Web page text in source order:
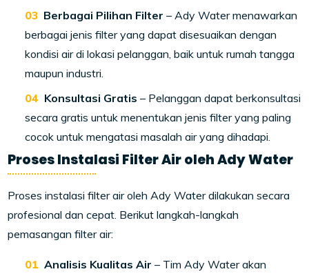
Berbagai Pilihan Filter – Ady Water menawarkan
berbagai jenis filter yang dapat disesuaikan dengan
kondisi air di lokasi pelanggan, baik untuk rumah tangga
maupun industri.
Konsultasi Gratis – Pelanggan dapat berkonsultasi
secara gratis untuk menentukan jenis filter yang paling
cocok untuk mengatasi masalah air yang dihadapi.
Proses Instalasi Filter Air oleh Ady Water
Proses instalasi filter air oleh Ady Water dilakukan secara
profesional dan cepat. Berikut langkah-langkah
pemasangan filter air:
Analisis Kualitas Air – Tim Ady Water akan